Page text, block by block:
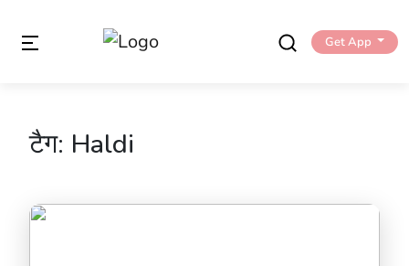
Get App
टैग: Haldi